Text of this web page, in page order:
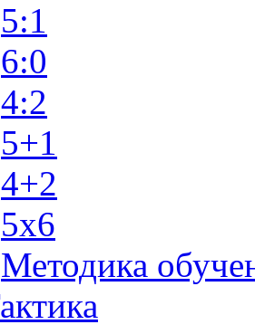
5:1
6:0
4:2
5+1
4+2
5x6
Методика